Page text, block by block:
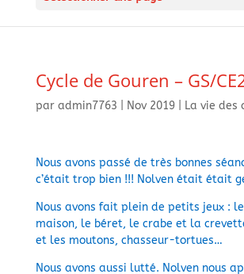
Cycle de Gouren – GS/
par admin7763 Nov 2019| La vie des
Nous avons passé de très bonnes
c’était trop bien !!! Nolven était était
Nous avons fait plein de petits jeux :
maison, le béret, le crabe et la
et les moutons, chasseur-tortues…
Nous avons aussi lutté. Nolven nous